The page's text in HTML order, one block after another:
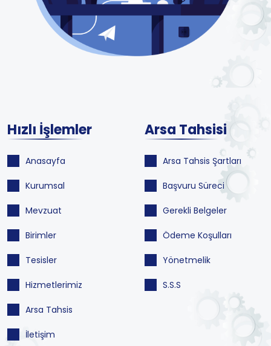
Hızlı İşlemler
Anasayfa
Kurumsal
Mevzuat
Birimler
Tesisler
Hizmetlerimiz
Arsa Tahsis
İletişim
Arsa Tahsisi
Arsa Tahsis Şartları
Başvuru Süreci
Gerekli Belgeler
Ödeme Koşulları
Yönetmelik
S.S.S